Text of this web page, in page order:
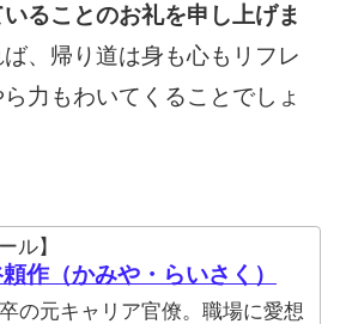
ることのお礼を申し上げま
、帰り道は身も心もリフレ
力もわいてくることでしょ
ル】
作（かみや・らいさく）
の元キャリア官僚。職場に愛想